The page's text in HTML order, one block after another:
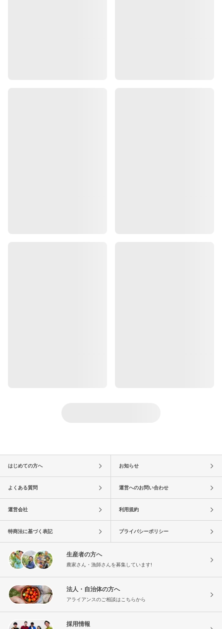
はじめての方へ お知らせ
よくある質問 運営へのお問い合わせ
運営会社 利用規約
特商法に基づく表記 プライバシーポリシー
生産者の方へ
農家さん・漁師さんを募集しています!
法人・自治体の方へ
アライアンスのご相談はこちらから
採用情報